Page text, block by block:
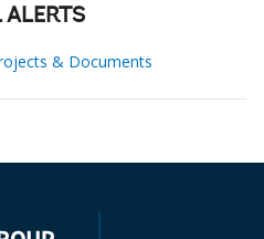
ALERTS
& Documents